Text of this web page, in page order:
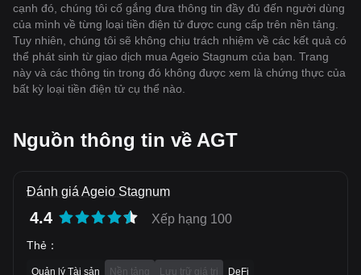
cạnh đó, chúng tôi cố gắng đưa thông tin đầy đủ đến người dùng
của mình về từng loại tiền điện tử được cung cấp trên nền tảng.
Tuy nhiên, chúng tôi sẽ không chịu trách nhiệm về các kết quả có
thể phát sinh từ giao dịch mua Ageio Stagnum của bạn. Trang
này và các thông tin trong đó không được xem là chứng thực của
bất kỳ loại tiền điện tử cụ thể nào.
Nguồn thông tin về AGT
Đánh giá Ageio Stagnum
4.4 Xếp hạng 100
Thẻ ：
Quản lý Tài sản Nền tảng Lưu trữ giá trị DeFi